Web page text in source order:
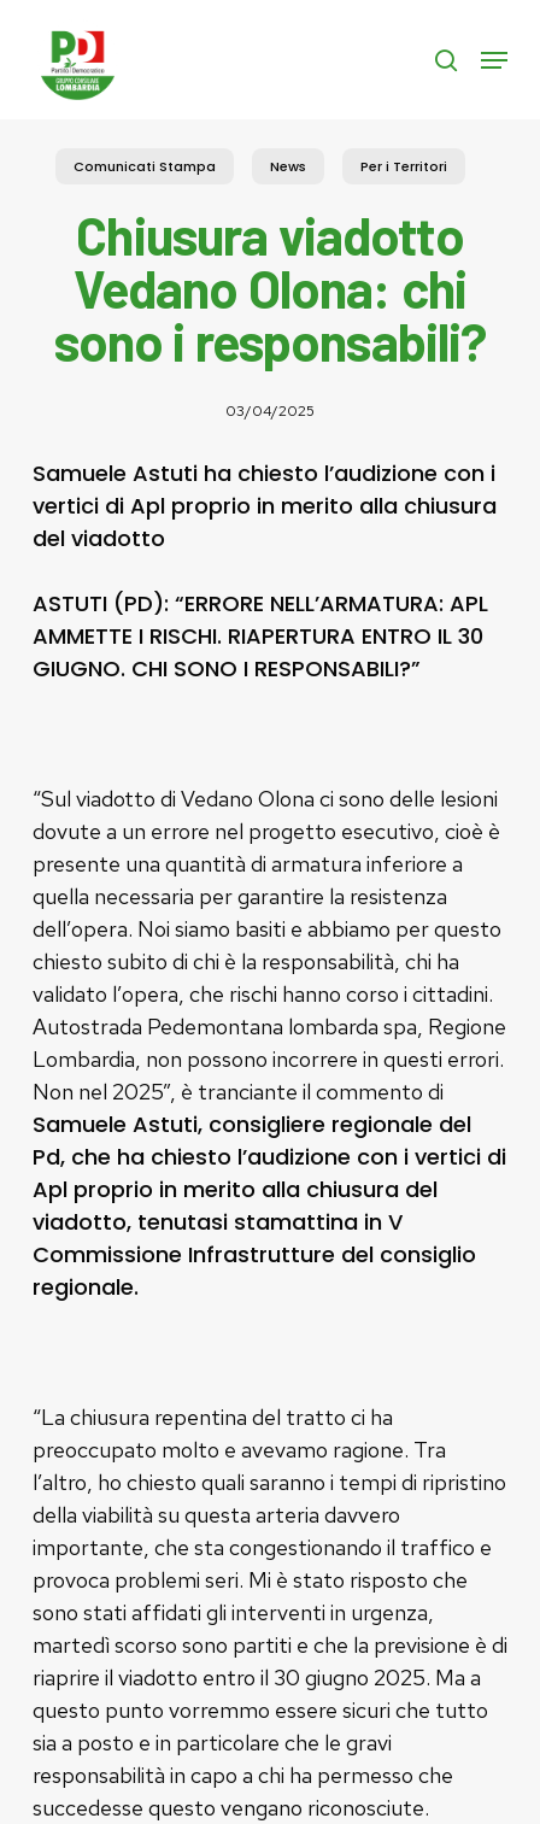
content
search
Menu
Comunicati Stampa News Per i Territori
Chiusura viadotto
Vedano Olona: chi
sono i responsabili?
03/04/2025
Samuele Astuti ha chiesto l’audizione con i
vertici di Apl proprio in merito alla chiusura
del viadotto
ASTUTI (PD): “ERRORE NELL’ARMATURA: APL
AMMETTE I RISCHI. RIAPERTURA ENTRO IL 30
GIUGNO. CHI SONO I RESPONSABILI?”
“Sul viadotto di Vedano Olona ci sono delle lesioni
dovute a un errore nel progetto esecutivo, cioè è
presente una quantità di armatura inferiore a
quella necessaria per garantire la resistenza
dell’opera. Noi siamo basiti e abbiamo per questo
chiesto subito di chi è la responsabilità, chi ha
validato l’opera, che rischi hanno corso i cittadini.
Autostrada Pedemontana lombarda spa, Regione
Lombardia, non possono incorrere in questi errori.
Non nel 2025”, è tranciante il commento di
Samuele Astuti, consigliere regionale del
Pd, che ha chiesto l’audizione con i vertici di
Apl proprio in merito alla chiusura del
viadotto, tenutasi stamattina in V
Commissione Infrastrutture del consiglio
regionale.
“La chiusura repentina del tratto ci ha
preoccupato molto e avevamo ragione. Tra
l’altro, ho chiesto quali saranno i tempi di ripristino
della viabilità su questa arteria davvero
importante, che sta congestionando il traffico e
provoca problemi seri. Mi è stato risposto che
sono stati affidati gli interventi in urgenza,
martedì scorso sono partiti e che la previsione è di
riaprire il viadotto entro il 30 giugno 2025. Ma a
questo punto vorremmo essere sicuri che tutto
sia a posto e in particolare che le gravi
responsabilità in capo a chi ha permesso che
succedesse questo vengano riconosciute.